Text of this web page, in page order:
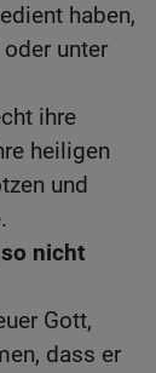
haben,
unter
ihre
heiligen
und
nicht
Gott,
dass er